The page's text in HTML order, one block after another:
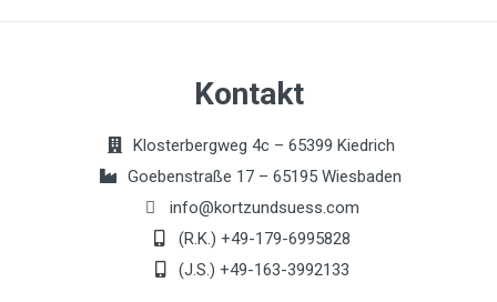
Kontakt
Klosterbergweg 4c – 65399 Kiedrich
Goebenstraße 17 – 65195 Wiesbaden
info@kortzundsuess.com
(R.K.) +49-179-6995828
(J.S.) +49-163-3992133